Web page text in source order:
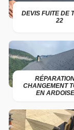
DEVIS FUITE DE
22
CHANGEMENT
EN